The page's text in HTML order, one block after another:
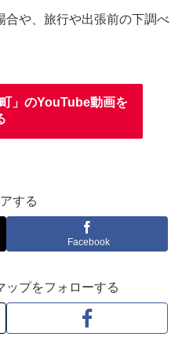
合や、旅行や出張前の下調べ
」のYouTube動画を
する
Facebook
ップをフォローする